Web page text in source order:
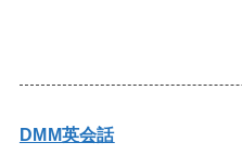
DMM英会話